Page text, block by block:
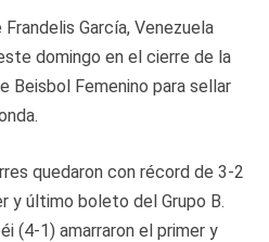
García, Venezuela
domingo en el cierre de la
Beisbol Femenino para sellar
quedaron con récord de 3-2
y último boleto del Grupo B.
(4-1) amarraron el primer y